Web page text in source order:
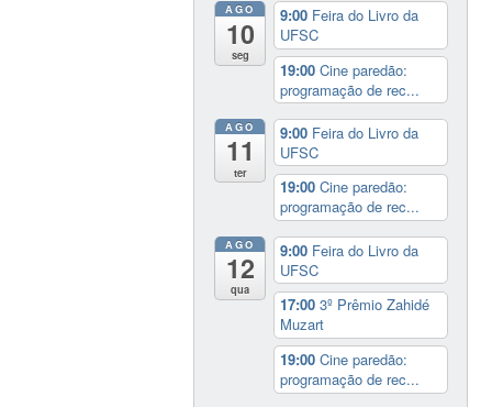
AGO
10
seg
9:00 Feira do Livro da
UFSC
19:00Cine paredão:
programação de rec...
AGO
11
ter
9:00 Feira do Livro da
UFSC
19:00Cine paredão:
programação de rec...
AGO
12
qua
9:00 Feira do Livro da
UFSC
17:003º Prêmio Zahidé
Muzart
19:00Cine paredão:
programação de rec...